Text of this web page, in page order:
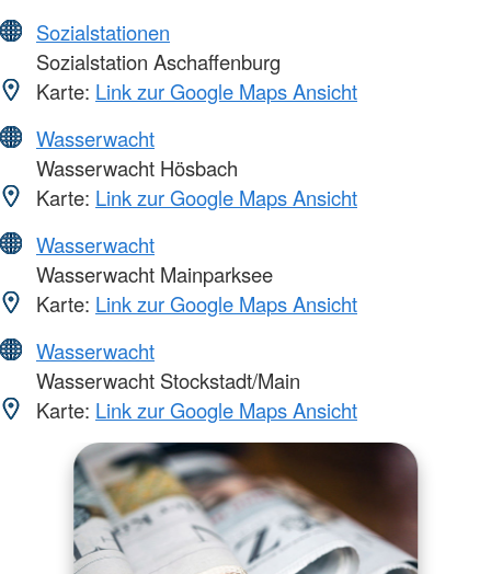
Sozialstationen
Sozialstation Aschaffenburg
Karte: Link zur Google Maps Ansicht
Wasserwacht
Wasserwacht Hösbach
Karte: Link zur Google Maps Ansicht
Wasserwacht
Wasserwacht Mainparksee
Karte: Link zur Google Maps Ansicht
Wasserwacht
Wasserwacht Stockstadt/Main
Karte: Link zur Google Maps Ansicht